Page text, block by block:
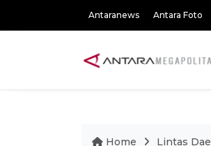
Antaranews Antara Foto
Home Lintas